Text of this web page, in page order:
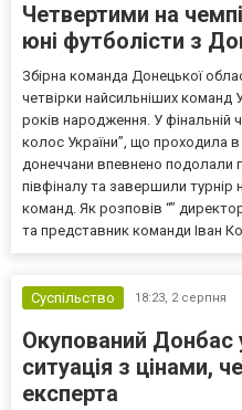
Четвертими на
юні футболісти з
Збірна команда Донецької
четвірки найсильніших команд
років народження. У фінальній
колос України”, що проходила
донеччани впевнено подолали
півфіналу та завершили турнір
команд. Як розповів “”
та представник команди Іван
Суспільство 18:23, 2 серпня
Окупований Донбас
ситуація з цінами,
експерта